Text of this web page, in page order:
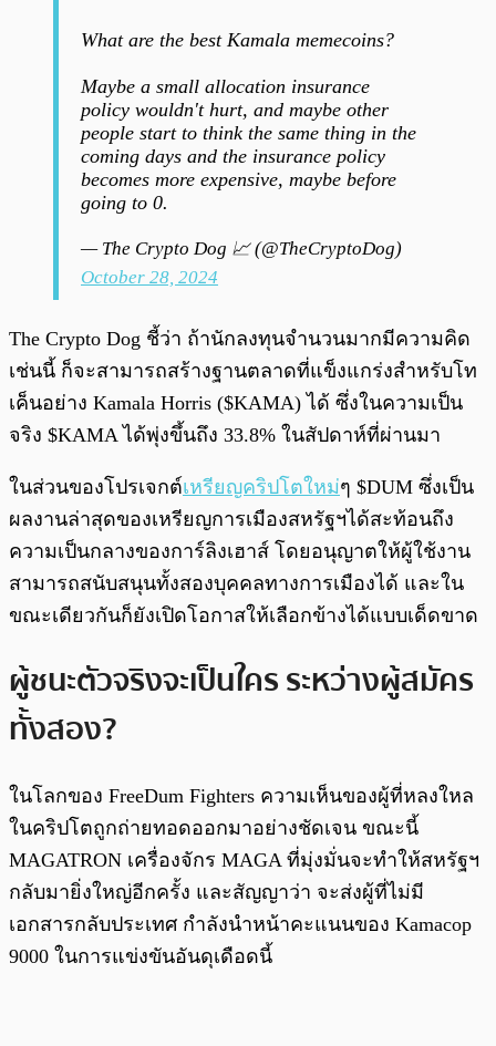
What are the best Kamala memecoins?
Maybe a small allocation insurance
policy wouldn't hurt, and maybe other
people start to think the same thing in the
coming days and the insurance policy
becomes more expensive, maybe before
going to 0.
— The Crypto Dog 📈 (@TheCryptoDog)
October 28, 2024
The Crypto Dog ชี้ว่า ถ้านักลงทุนจำนวนมากมีความคิด
เช่นนี้ ก็จะสามารถสร้างฐานตลาดที่แข็งแกร่งสำหรับโท
เค็นอย่าง Kamala Horris ($KAMA) ได้ ซึ่งในความเป็น
จริง $KAMA ได้พุ่งขึ้นถึง 33.8% ในสัปดาห์ที่ผ่านมา
ในส่วนของโปรเจกต์เหรียญคริปโตใหม่ๆ $DUM ซึ่งเป็น
ผลงานล่าสุดของเหรียญการเมืองสหรัฐฯได้สะท้อนถึง
ความเป็นกลางของการ์ลิงเฮาส์ โดยอนุญาตให้ผู้ใช้งาน
สามารถสนับสนุนทั้งสองบุคคลทางการเมืองได้ และใน
ขณะเดียวกันก็ยังเปิดโอกาสให้เลือกข้างได้แบบเด็ดขาด
ผู้ชนะตัวจริงจะเป็นใคร ระหว่างผู้สมัคร
ทั้งสอง?
ในโลกของ FreeDum Fighters ความเห็นของผู้ที่หลงใหล
ในคริปโตถูกถ่ายทอดออกมาอย่างชัดเจน ขณะนี้
MAGATRON เครื่องจักร MAGA ที่มุ่งมั่นจะทำให้สหรัฐฯ
กลับมายิ่งใหญ่อีกครั้ง และสัญญาว่า จะส่งผู้ที่ไม่มี
เอกสารกลับประเทศ กำลังนำหน้าคะแนนของ Kamacop
9000 ในการแข่งขันอันดุเดือดนี้